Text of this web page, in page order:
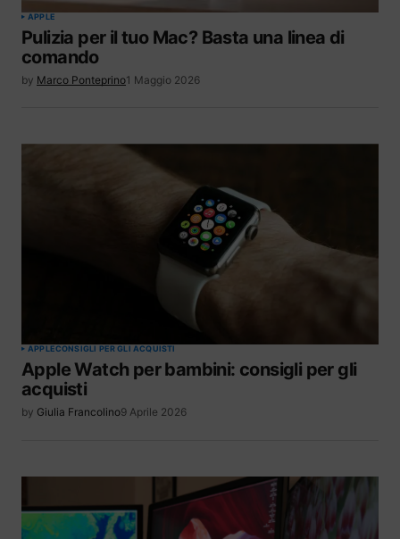
APPLE
Pulizia per il tuo Mac? Basta una linea di
comando
by Marco Ponteprino1 Maggio 2026
APPLECONSIGLI PER GLI ACQUISTI
Apple Watch per bambini: consigli per gli
acquisti
by Giulia Francolino9 Aprile 2026